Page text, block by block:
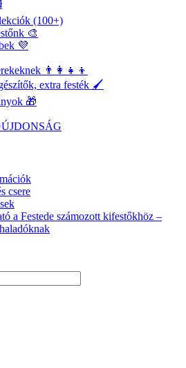
(100+)
🎨
💜
👨‍👩‍👧‍👦
extra festék 🖌️
🎁
ÚJDONSÁG
csere
a Festede számozott kifestőkhöz –